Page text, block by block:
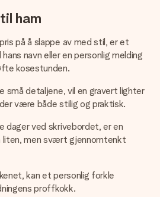
ham
på å slappe av med stil, er et
navn eller en personlig melding
kosestunden.
små detaljene, vil en gravert lighter
være både stilig og praktisk.
dager ved skrivebordet, er en
liten, men svært gjennomtenkt
kan et personlig forkle
proffkokk.